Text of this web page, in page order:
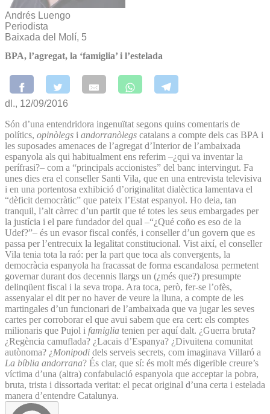
Andrés Luengo
Periodista
Baixada del Molí, 5
BPA, l’agregat, la ‘famiglia’ i l’estelada
dl., 12/09/2016
Són d’una entendridora ingenuïtat segons quins comentaris de
polítics, opinòlegs i andorranòlegs catalans a compte dels cas BPA i
les suposades amenaces de l’agregat d’Interior de l’ambaixada
espanyola als qui habitualment ens referim –¿qui va inventar la
perífrasi?– com a “principals accionistes” del banc intervingut. Fa
unes dies era el conseller Santi Vila, que en una entrevista televisiva
i en una portentosa exhibició d’originalitat dialèctica lamentava el
“dèficit democràtic” que pateix l’Estat espanyol. Ho deia, tan
tranquil, l’alt càrrec d’un partit que té totes les seus embargades per
la justícia i el pare fundador del qual –“¿Qué coño es eso de la
Udef?”– és un evasor fiscal confés, i conseller d’un govern que es
passa per l’entrecuix la legalitat constitucional. Vist així, el conseller
Vila tenia tota la raó: per la part que toca als convergents, la
democràcia espanyola ha fracassat de forma escandalosa permetent
governar durant dos decennis llargs un (¿més que?) presumpte
delinqüent fiscal i la seva tropa. Ara toca, però, fer-se l’ofès,
assenyalar el dit per no haver de veure la lluna, a compte de les
martingales d’un funcionari de l’ambaixada que va jugar les seves
cartes per corroborar el que avui sabem que era cert: els comptes
milionaris que Pujol i famiglia tenien per aquí dalt. ¿Guerra bruta?
¿Regència camuflada? ¿Lacais d’Espanya? ¿Divuitena comunitat
autònoma? ¿Monipodi dels serveis secrets, com imaginava Villaró a
La bíblia andorrana? És clar, que sí: és molt més digerible creure’s
víctima d’una (altra) confabulació espanyola que acceptar la pobra,
bruta, trista i dissortada veritat: el pecat original d’una certa i estelada
manera d’entendre Catalunya.